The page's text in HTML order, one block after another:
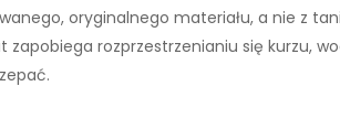
oryginalnego materiału, a nie z
rozprzestrzenianiu się kurzu,